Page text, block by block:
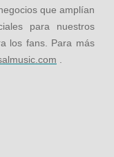
que amplían
para nuestros
los fans. Para más